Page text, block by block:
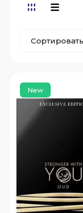
Сортировать
New